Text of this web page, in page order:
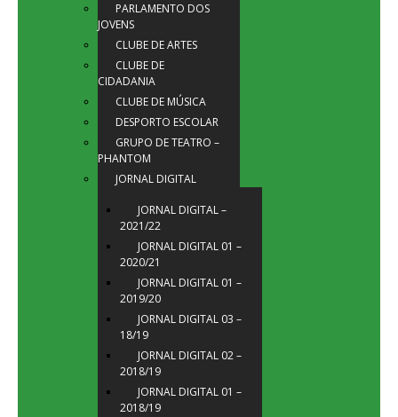
PARLAMENTO DOS
JOVENS
CLUBE DE ARTES
CLUBE DE
CIDADANIA
CLUBE DE MÚSICA
DESPORTO ESCOLAR
GRUPO DE TEATRO –
PHANTOM
JORNAL DIGITAL
JORNAL DIGITAL –
2021/22
JORNAL DIGITAL 01 –
2020/21
JORNAL DIGITAL 01 –
2019/20
JORNAL DIGITAL 03 –
18/19
JORNAL DIGITAL 02 –
2018/19
JORNAL DIGITAL 01 –
2018/19